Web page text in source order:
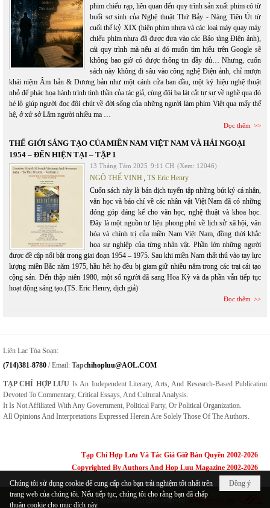
phim chiếu rạp, liên quan đến quy trình sản xuất phim có từ
buổi sơ sinh của Nghệ thuật Thứ Bảy - Nàng Tiên Út từ
cuối thế kỷ XIX (hiện phim nhựa và các loại máy quay máy
chiếu phim nhựa đã được đưa vào các Bảo tàng Điện ảnh),
cái quy trình mà nếu ai đó muốn tìm hiểu trên Google sẽ
không bao giờ có được thông tin đầy đủ… Nhưng, cuốn
sách này không đi sâu vào công nghệ Điện ảnh, chỉ mượn
khái niệm Âm bản & Dương bản như một cánh cửa ban đầu, một ký hiệu nghệ thuật
nhỏ để phác họa hành trình tinh thần của tác giả, cùng đôi ba lát cắt tự sự về nghề qua đó
hé lộ giúp người đọc đôi chút về đời sống của những người làm phim Việt qua mấy thế
hệ, ở xứ sở Lắm người nhiều ma …
Đọc thêm
THẾ GIỚI SÁNG TẠO CỦA MIỀN NAM VIỆT NAM VÀ HẢI NGOẠI
1954 – ĐẾN HIỆN TẠI – TẬP 1
13 Tháng Tám 2025 9:11 CH (Xem: 12046)
NGÔ THẾ VINH, TS Eric Henry
Cuốn sách này là bản dịch tuyển tập những bút ký cá nhân,
văn học và báo chí về các nhân vật Việt Nam đã có những
đóng góp đáng kể cho văn học, nghệ thuật và khoa học.
Đây là một nguồn tư liệu phong phú về lịch sử xã hội, văn
hóa và chính trị của miền Nam Việt Nam, đồng thời khắc
họa sự nghiệp của từng nhân vật. Phần lớn những người
được đề cập nổi bật trong giai đoạn 1954 – 1975. Sau khi miền Nam thất thủ vào tay lực
lượng miền Bắc năm 1975, hầu hết họ đều bị giam giữ nhiều năm trong các trại cải tạo
cộng sản. Đến thập niên 1980, một số người đã sang Hoa Kỳ và đa phần vẫn tiếp tục
hoạt động sáng tạo.(TS. Eric Henry, dịch giả)
Đọc thêm
Liên Lạc Tòa Soạn:
(714)381-8780 / Email: TapcHihopluu@AOL.COM
TẠP CHÍ HỢP LƯU Is An Independent Literary, Arts, And Research-Based Publication
Devoted To Commentary, Critical Essays, And Cultural Analysis.
It Is Not Affiliated With Any Government, Political Party, Or Political Organization.
All Opinions And Interpretations Expressed Herein Are Solely Those Of The Authors.
Tạp Chí Hợp Lưu Và Tác Giả Giữ Bản Quyền 2002-2026
Copyrighted By Authors And Hop Luu Magazine 2002-2026
Copyright © 2026 hopluu.net All rights reserved
Đồng ý
Chúng tôi sử dụng cookie để cung cấp cho bạn trải nghiệm tốt nhất trên
trang web của chúng tôi. Nếu tiếp tục, chúng tôi cho rằng bạn đã chấp
thuận cookie cho mục đích này.